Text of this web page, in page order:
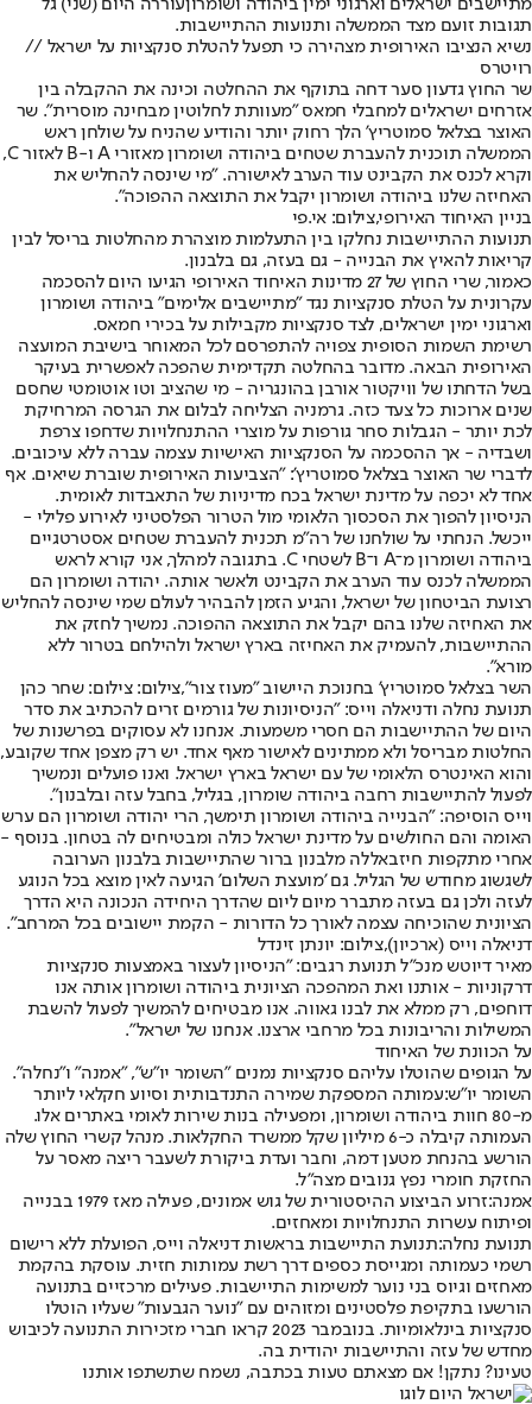
מתיישבים ישראלים וארגוני ימין ביהודה ושומרוןעוררה היום (שני) גל
תגובות זועם מצד הממשלה ותנועות ההתיישבות.
נשיא הנציבו האירופית מצהירה כי תפעל להטלת סנקציות על ישראל //
רויטרס
שר החוץ גדעון סער דחה בתוקף את ההחלטה וכינה את ההקבלה בין
אזרחים ישראלים למחבלי חמאס "מעוותת לחלוטין מבחינה מוסרית". שר
האוצר בצלאל סמוטריץ' הלך רחוק יותר והודיע שהניח על שולחן ראש
הממשלה תוכנית להעברת שטחים ביהודה ושומרון מאזורי A ו-B לאזור C,
וקרא לכנס את הקבינט עוד הערב לאישורה. "מי שינסה להחליש את
האחיזה שלנו ביהודה ושומרון יקבל את התוצאה ההפוכה".
בניין האיחוד האירופי,צילום: אי.פי
תנועות ההתיישבות נחלקו בין התעלמות מוצהרת מהחלטות בריסל לבין
קריאות להאיץ את הבנייה - גם בעזה, גם בלבנון.
כאמור, שרי החוץ של 27 מדינות האיחוד האירופי הגיעו היום להסכמה
עקרונית על הטלת סנקציות נגד "מתיישבים אלימים" ביהודה ושומרון
וארגוני ימין ישראלים, לצד סנקציות מקבילות על בכירי חמאס.
רשימת השמות הסופית צפויה להתפרסם לכל המאוחר בישיבת המועצה
האירופית הבאה. מדובר בהחלטה תקדימית שהפכה לאפשרית בעיקר
בשל הדחתו של וויקטור אורבן בהונגריה - מי שהציב וטו אוטומטי שחסם
שנים ארוכות כל צעד כזה. גרמניה הצליחה לבלום את הגרסה המרחיקת
לכת יותר - הגבלות סחר גורפות על מוצרי ההתנחלויות שדחפו צרפת
ושבדיה - אך ההסכמה על הסנקציות האישיות עצמה עברה ללא עיכובים.
לדברי שר האוצר בצלאל סמוטריץ': "הצביעות האירופית שוברת שיאים. אף
אחד לא יכפה על מדינת ישראל בכח מדיניות של התאבדות לאומית.
הניסיון להפוך את הסכסוך הלאומי מול הטרור הפלסטיני לאירוע פלילי -
ייכשל. הנחתי על שולחנו של רה״מ תכנית להעברת שטחים אסטרטגיים
ביהודה ושומרון מ־A ו־B לשטחי C. בתגובה למהלך, אני קורא לראש
הממשלה לכנס עוד הערב את הקבינט ולאשר אותה. יהודה ושומרון הם
רצועת הביטחון של ישראל, והגיע הזמן להבהיר לעולם שמי שינסה להחליש
את האחיזה שלנו בהם יקבל את התוצאה ההפוכה. נמשיך לחזק את
ההתיישבות, להעמיק את האחיזה בארץ ישראל ולהילחם בטרור ללא
מורא".
השר בצלאל סמוטריץ' בחנוכת היישוב "מעוז צור",צילום: צילום: שחר כהן
תנועת נחלה ודניאלה וייס: "הניסיונות של גורמים זרים להכתיב את סדר
היום של ההתיישבות הם חסרי משמעות. אנחנו לא עסוקים בפרשנות של
החלטות מבריסל ולא ממתינים לאישור מאף אחד. יש רק מצפן אחד שקובע,
והוא האינטרס הלאומי של עם ישראל בארץ ישראל. ואנו פועלים ונמשיך
לפעול להתיישבות רחבה ביהודה שומרון, בגליל, בחבל עזה ובלבנון".
וייס הוסיפה: "הבנייה ביהודה ושומרון תימשך, הרי יהודה ושומרון הם ערש
האומה והם החולשים על מדינת ישראל כולה ומבטיחים לה בטחון. בנוסף -
אחרי מתקפות חיזבאללה מלבנון ברור שהתיישבות בלבנון הערובה
לשגשוג מחודש של הגליל. גם 'מועצת השלום' הגיעה לאין מוצא בכל הנוגע
לעזה ולכן גם בעזה מתברר מיום ליום שהדרך היחידה הנכונה היא הדרך
הציונית שהוכיחה עצמה לאורך כל הדורות - הקמת יישובים בכל המרחב".
דניאלה וייס (ארכיון),צילום: יונתן זינדל
מאיר דיוטש מנכ"ל תנועת רגבים: "הניסיון לעצור באמצעות סנקציות
דרקוניות - אותנו ואת המהפכה הציונית ביהודה ושומרון אותה אנו
דוחפים, רק ממלא את לבנו גאווה. אנו מבטיחים להמשיך לפעול להשבת
המשילות והריבונות בכל מרחבי ארצנו. אנחנו של ישראל".
על הכוונת של האיחוד
על הגופים שהוטלו עליהם סנקציות נמנים "השומר יו"ש", "אמנה" ו"נחלה".
השומר יו"ש:עמותה המספקת שמירה התנדבותית וסיוע חקלאי ליותר
מ-80 חוות ביהודה ושומרון, ומפעילה בנות שירות לאומי באתרים אלו.
העמותה קיבלה כ-6 מיליון שקל ממשרד החקלאות. מנהל קשרי החוץ שלה
הורשע בהנחת מטען דמה, וחבר ועדת ביקורת לשעבר ריצה מאסר על
החזקת חומרי נפץ גנובים מצה"ל.
אמנה:
זרוע הביצוע ההיסטורית של גוש אמונים, פעילה מאז 1979 בבנייה
ופיתוח עשרות התנחלויות ומאחזים.
תנועת נחלה:תנועת התיישבות בראשות דניאלה וייס, הפועלת ללא רישום
רשמי כעמותה ומגייסת כספים דרך רשת עמותות חזית. עוסקת בהקמת
מאחזים וגיוס בני נוער למשימות התיישבות. פעילים מרכזיים בתנועה
הורשעו בתקיפת פלסטינים ומזוהים עם "נוער הגבעות" שעליו הוטלו
סנקציות בינלאומיות. בנובמבר 2023 קראו חברי מזכירות התנועה לכיבוש
מחדש של עזה והתיישבות יהודית בה.
טעינו? נתקן! אם מצאתם טעות בכתבה, נשמח שתשתפו אותנו